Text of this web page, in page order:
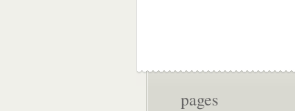
pages